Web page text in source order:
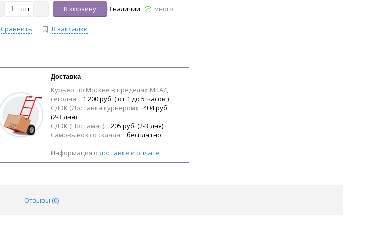
шт В корзину В наличии много
Сравнить В закладки
Доставка
Курьер по Москве в пределах МКАД
сегодня:
1 200 руб. ( от 1 до 5 часов )
СДЭК (Доставка курьером):
404 руб.
(2-3 дня)
СДЭК (Постамат):
205 руб. (2-3 дня)
Самовывоз со склада:
бесплатно
Информация о доставке и оплате
Отзывы (0)